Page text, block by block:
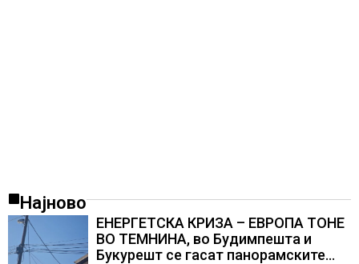
Најново
ЕНЕРГЕТСКА КРИЗА – ЕВРОПА ТОНЕ
ВО ТЕМНИНА, во Будимпешта и
Букурешт се гасат панорамските